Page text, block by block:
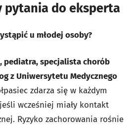
pytania do eksperta
u młodej osoby?
pediatra, specjalista chorób
z Uniwersytetu Medycznego
zdarza się w każdym
wcześniej miały kontakt
Ryzyko zachorowania rośnie